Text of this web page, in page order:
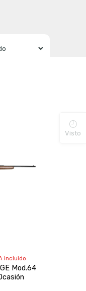
incluido
Mod.64
Visto